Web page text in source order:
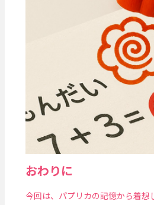
おわりに
今回は、パプリカの記憶から着想